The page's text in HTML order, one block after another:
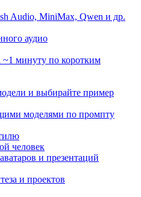
Audio, MiniMax, Qwen и др.
аудио
~1 минуту по коротким
и выбирайте пример
моделями по промпту
человек
и презентаций
и проектов